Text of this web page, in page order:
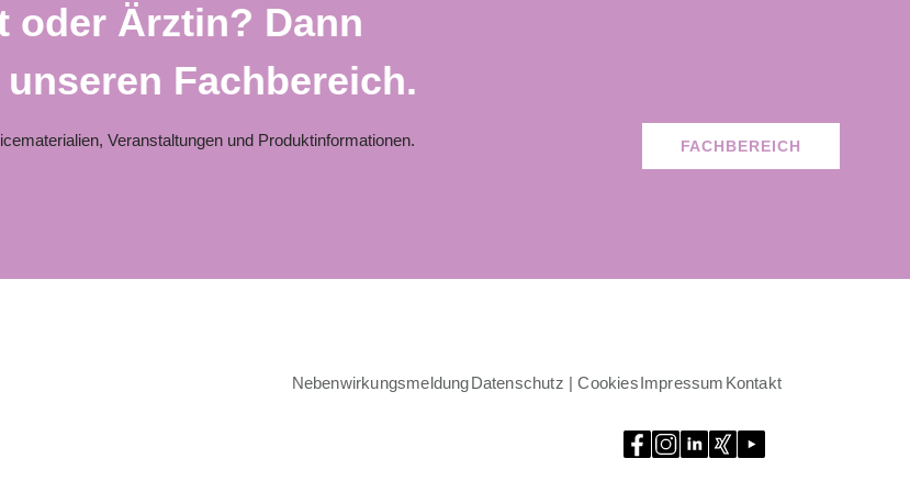
oder Ärztin? Dann
Fachbereich.
Veranstaltungen und Produktinformationen. FACHBEREICH
NebenwirkungsmeldungDatenschutz | CookiesImpressum Kontakt